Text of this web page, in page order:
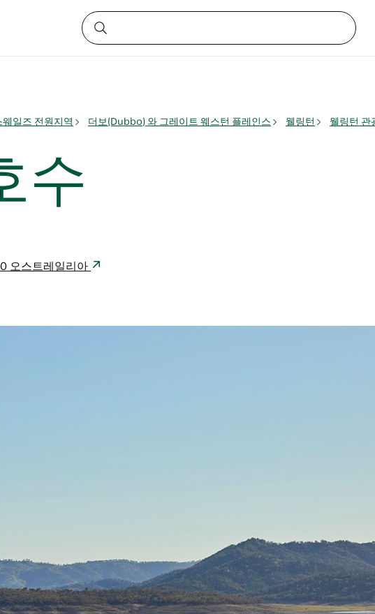
웨일즈 전원지역 더보(Dubbo) 와 그레이트 웨스턴 플레인스 웰링턴 웰링턴 관
수
오스트레일리아